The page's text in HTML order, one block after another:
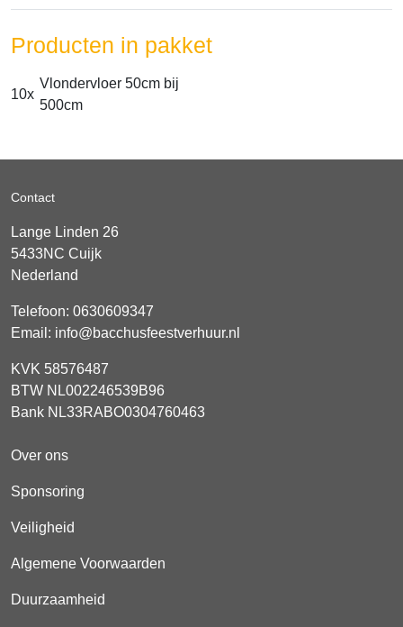
Producten in pakket
10x
Vlondervloer 50cm bij
500cm
Contact
Lange Linden 26
5433NC Cuijk
Nederland
Telefoon: 0630609347
Email: info@bacchusfeestverhuur.nl
KVK 58576487
BTW NL002246539B96
Bank NL33RABO0304760463
Over ons
Sponsoring
Veiligheid
Algemene Voorwaarden
Duurzaamheid